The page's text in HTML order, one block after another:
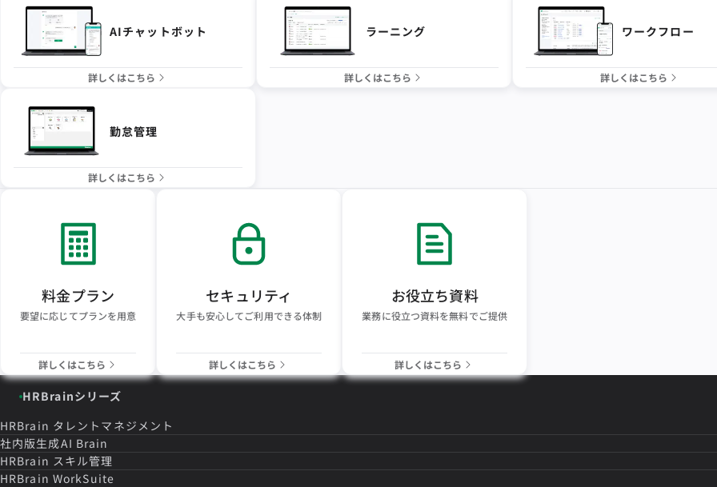
AIチャットボット
詳しくはこちら
ラーニング
詳しくはこちら
ワークフロー
詳しくはこちら
勤怠管理
詳しくはこちら
料金プラン
要望に応じてプランを用意
詳しくはこちら
セキュリティ
大手も安心してご利用できる体制
詳しくはこちら
お役立ち資料
業務に役立つ資料を無料でご提供
詳しくはこちら
HRBrainシリーズ
HRBrain タレントマネジメント
社内版生成AI Brain
HRBrain スキル管理
HRBrain WorkSuite